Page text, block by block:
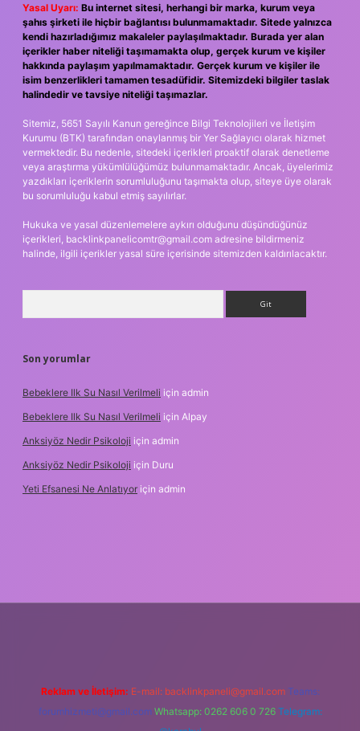
Yasal Uyarı: Bu internet sitesi, herhangi bir marka, kurum veya
şahıs şirketi ile hiçbir bağlantısı bulunmamaktadır. Sitede yalnızca
kendi hazırladığımız makaleler paylaşılmaktadır. Burada yer alan
içerikler haber niteliği taşımamakta olup, gerçek kurum ve kişiler
hakkında paylaşım yapılmamaktadır. Gerçek kurum ve kişiler ile
isim benzerlikleri tamamen tesadüfidir. Sitemizdeki bilgiler taslak
halindedir ve tavsiye niteliği taşımazlar.
Sitemiz, 5651 Sayılı Kanun gereğince Bilgi Teknolojileri ve İletişim
Kurumu (BTK) tarafından onaylanmış bir Yer Sağlayıcı olarak hizmet
vermektedir. Bu nedenle, sitedeki içerikleri proaktif olarak denetleme
veya araştırma yükümlülüğümüz bulunmamaktadır. Ancak, üyelerimiz
yazdıkları içeriklerin sorumluluğunu taşımakta olup, siteye üye olarak
bu sorumluluğu kabul etmiş sayılırlar.
Hukuka ve yasal düzenlemelere aykırı olduğunu düşündüğünüz
içerikleri, backlinkpanelicomtr@gmail.com adresine bildirmeniz
halinde, ilgili içerikler yasal süre içerisinde sitemizden kaldırılacaktır.
Son yorumlar
Bebeklere Ilk Su Nasıl Verilmeli için admin
Bebeklere Ilk Su Nasıl Verilmeli için Alpay
Anksiyöz Nedir Psikoloji için admin
Anksiyöz Nedir Psikoloji için Duru
Yeti Efsanesi Ne Anlatıyor için admin
Reklam ve İletişim: E-mail: backlinkpaneli@gmail.com Teams:
forumhizmeti@gmail.com Whatsapp: 0262 606 0 726 Telegram: